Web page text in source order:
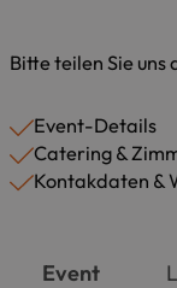
Bitte teilen Sie
Event-Details
Catering &
Kontakdaten &
Event